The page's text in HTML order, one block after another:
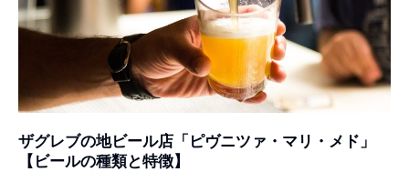
ザグレブの地ビール店「ピヴニツァ・マリ・メド」
【ビールの種類と特徴】